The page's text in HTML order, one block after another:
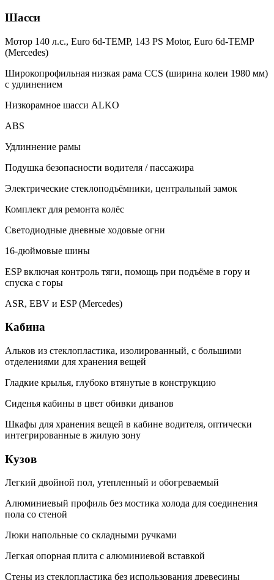
Шасси
Мотор 140 л.с., Euro 6d-TEMP, 143 PS Motor, Euro 6d-TEMP
(Mercedes)
Широкопрофильная низкая рама CCS (ширина колеи 1980 мм)
с удлинением
Низкорамное шасси ALKO
ABS
Удлиннение рамы
Подушка безопасности водителя / пассажира
Электрические стеклоподъёмники, центральный замок
Комплект для ремонта колёс
Светодиодные дневные ходовые огни
16-дюймовые шины
ESP включая контроль тяги, помощь при подъёме в гору и
спуска с горы
ASR, EBV и ESP (Mercedes)
Кабина
Альков из стеклопластика, изолированный, с большими
отделениями для хранения вещей
Гладкие крылья, глубоко втянутые в конструкцию
Сиденья кабины в цвет обивки диванов
Шкафы для хранения вещей в кабине водителя, оптически
интегрированные в жилую зону
Кузов
Легкий двойной пол, утепленный и обогреваемый
Алюминиевый профиль без мостика холода для соединения
пола со стеной
Люки напольные со складными ручками
Легкая опорная плита с алюминиевой вставкой
Стены из стеклопластика без использования древесины